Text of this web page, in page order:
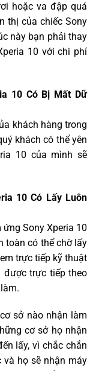
hoặc va đập quá
thị của chiếc Sony
này bạn phải thay
10 với chi phí
10 Có Bị Mất Dữ
khách hàng trong
khách có thể yên
10 của mình sẽ
10 Có Lấy Luôn
Sony Xperia 10
toàn có thể chờ lấy
trực tiếp kỹ thuật
được trực tiếp theo
sở nào nhận làm
cơ sở họ nhận
lấy, vì chắc chắn
họ sẽ nhận máy